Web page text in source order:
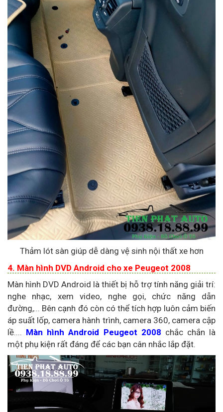
Thảm lót sàn giúp dễ dàng vệ sinh nội thất xe hơn
4. Màn hình DVD Android cho xe Peugeot 2008
Màn hình DVD Android là thiết bị hỗ trợ tính năng giải trí:
nghe nhạc, xem video, nghe gọi, chức năng dẫn
đường,... Bên cạnh đó còn có thể tích hợp luôn cảm biến
áp suất lốp, camera hành trình, camera 360, camera cập
lề.... Màn hình Android Peugeot 2008 chắc chắn là
một phụ kiện rất đáng để các bạn cân nhắc lắp đặt.